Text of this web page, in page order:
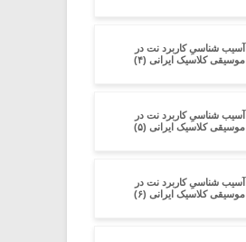
آسیب شناسیِ کاربرد نت در
موسیقی کلاسیک ایرانی (۴)
آسیب شناسیِ کاربرد نت در
موسیقی کلاسیک ایرانی (۵)
آسیب شناسیِ کاربرد نت در
موسیقی کلاسیک ایرانی (۶)